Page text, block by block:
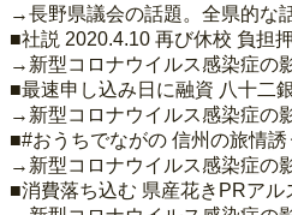
→長野県議会の話題。全県的な
■社説 2020.4.10 再び休校 負担
→新型コロナウイルス感染症の
■最速申し込み日に融資 八十二
→新型コロナウイルス感染症の
■#おうちでながの 信州の旅情
→新型コロナウイルス感染症の
■消費落ち込む 県産花きPRアル